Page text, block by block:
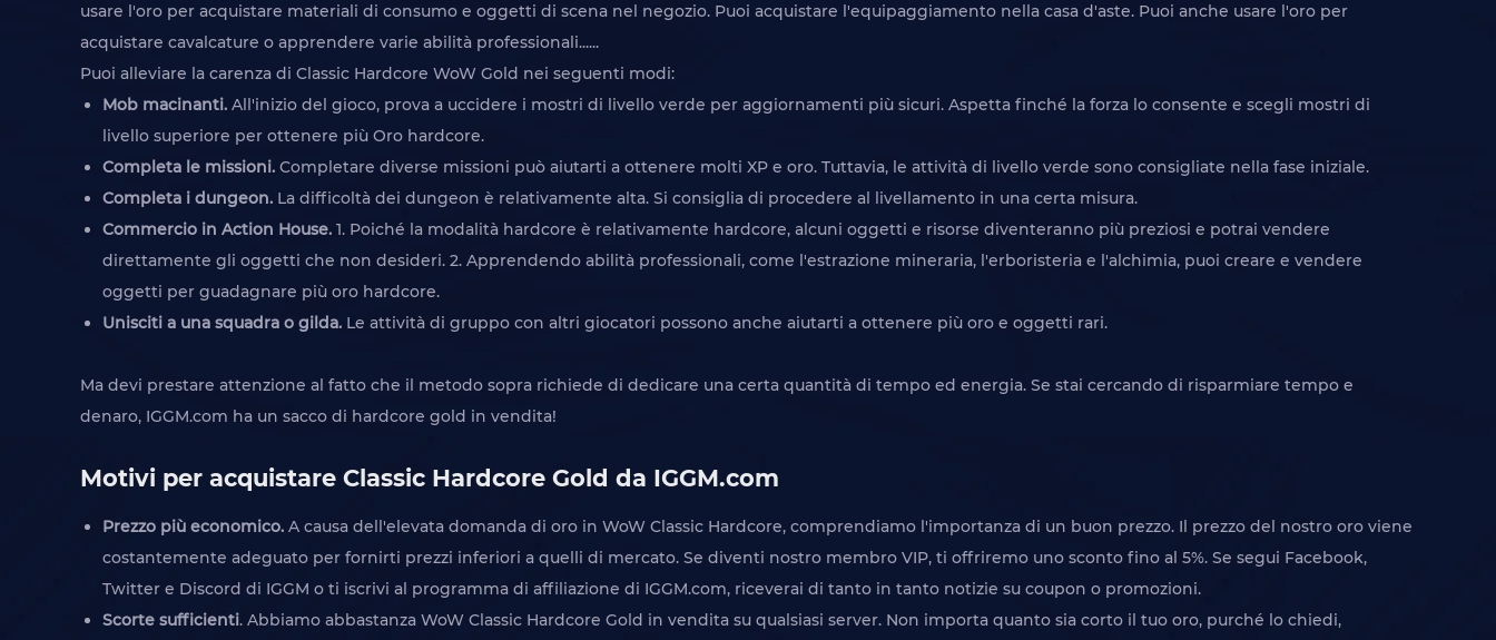
usare l'oro per acquistare materiali di consumo e oggetti di scena nel negozio. Puoi acquistare l'equipaggiamento nella casa d'aste. Puoi anche usare l'oro per
acquistare cavalcature o apprendere varie abilità professionali......
Puoi alleviare la carenza di Classic Hardcore WoW Gold nei seguenti modi:
Mob macinanti. All'inizio del gioco, prova a uccidere i mostri di livello verde per aggiornamenti più sicuri. Aspetta finché la forza lo consente e scegli mostri di
livello superiore per ottenere più Oro hardcore.
Completa le missioni. Completare diverse missioni può aiutarti a ottenere molti XP e oro. Tuttavia, le attività di livello verde sono consigliate nella fase iniziale.
Completa i dungeon. La difficoltà dei dungeon è relativamente alta. Si consiglia di procedere al livellamento in una certa misura.
Commercio in Action House. 1. Poiché la modalità hardcore è relativamente hardcore, alcuni oggetti e risorse diventeranno più preziosi e potrai vendere
direttamente gli oggetti che non desideri. 2. Apprendendo abilità professionali, come l'estrazione mineraria, l'erboristeria e l'alchimia, puoi creare e vendere
oggetti per guadagnare più oro hardcore.
Unisciti a una squadra o gilda. Le attività di gruppo con altri giocatori possono anche aiutarti a ottenere più oro e oggetti rari.
Ma devi prestare attenzione al fatto che il metodo sopra richiede di dedicare una certa quantità di tempo ed energia. Se stai cercando di risparmiare tempo e
denaro, IGGM.com ha un sacco di hardcore gold in vendita!
Motivi per acquistare Classic Hardcore Gold da IGGM.com
Prezzo più economico. A causa dell'elevata domanda di oro in WoW Classic Hardcore, comprendiamo l'importanza di un buon prezzo. Il prezzo del nostro oro viene
costantemente adeguato per fornirti prezzi inferiori a quelli di mercato. Se diventi nostro membro VIP, ti offriremo uno sconto fino al 5%. Se segui Facebook,
Twitter e Discord di IGGM o ti iscrivi al programma di affiliazione di IGGM.com, riceverai di tanto in tanto notizie su coupon o promozioni.
Scorte sufficienti. Abbiamo abbastanza WoW Classic Hardcore Gold in vendita su qualsiasi server. Non importa quanto sia corto il tuo oro, purché lo chiedi,